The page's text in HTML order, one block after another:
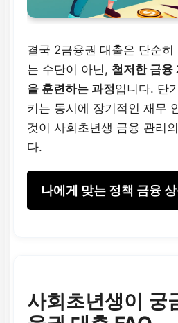
결국 2금융권 대출은 단순히
는 수단이 아닌, 철저한 금융
을 훈련하는 과정입니다. 단
키는 동시에 장기적인 재무
것이 사회초년생 금융 관리
다.
나에게 맞는 정책 금융
사회초년생이 궁